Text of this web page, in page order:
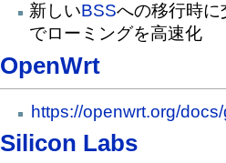
新しいBSSへの移行時
でローミングを高速化
OpenWrt
https://openwrt.org/
Silicon Labs